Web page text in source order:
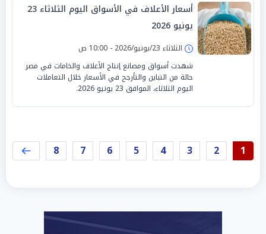
أسعار الأعلاف في الأسواق اليوم الثلاثاء 23
يونيو 2026
الثلاثاء 23/يونيو/2026 - 10:00 ص
شهدت أسواق ومصانع إنتاج الأعلاف والخامات في مصر
حالة من التباين والتأرجح في الأسعار خلال التعاملات
اليوم الثلاثاء، الموافق 23 يونيو 2026.
1
2
3
4
5
6
7
8